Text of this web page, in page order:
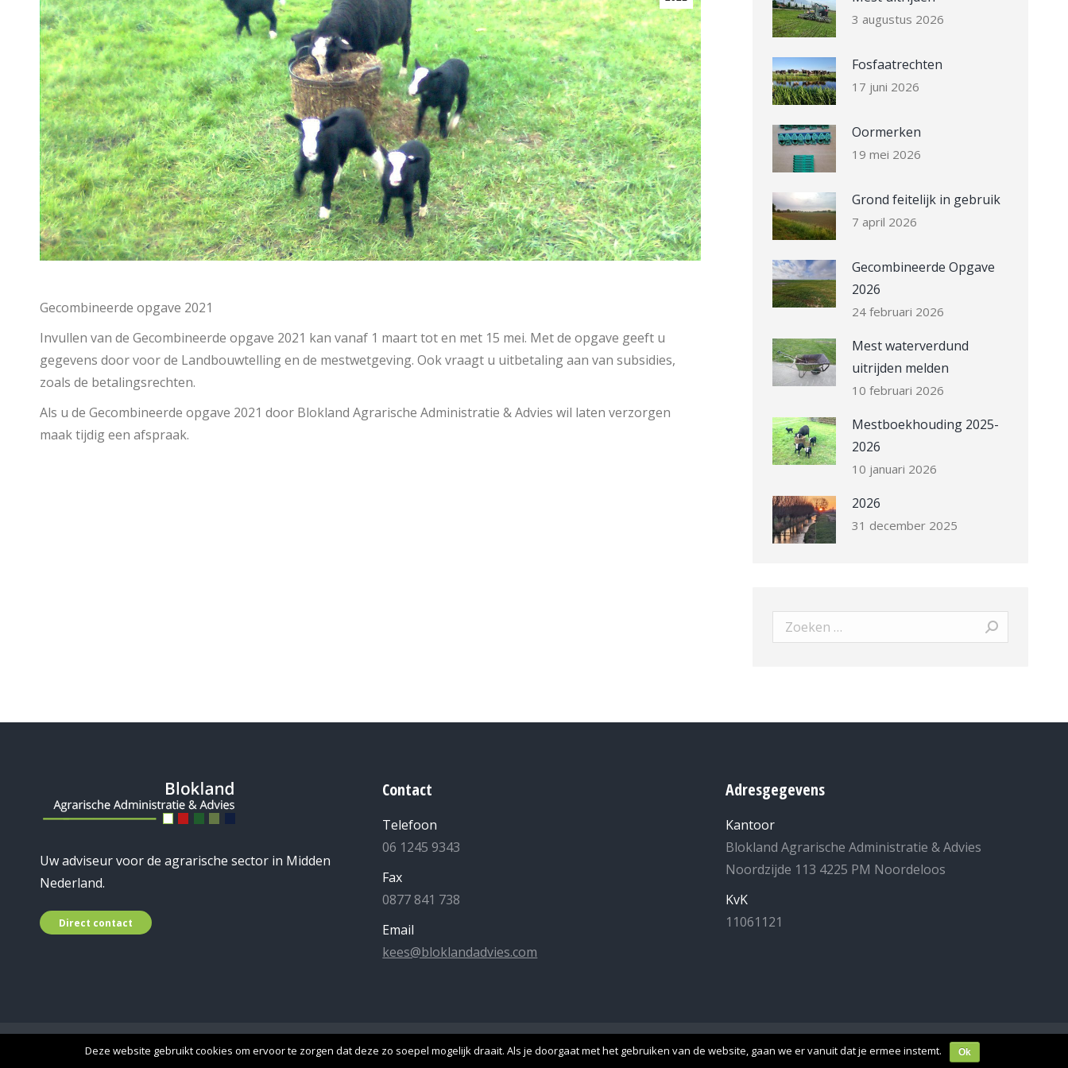
Gecombineerde opgave 2021
Invullen van de Gecombineerde opgave 2021 kan vanaf 1 maart tot en met 15 mei. Met de opgave geeft u
gegevens door voor de Landbouwtelling en de mestwetgeving. Ook vraagt u uitbetaling aan van subsidies,
zoals de betalingsrechten.
Als u de Gecombineerde opgave 2021 door Blokland Agrarische Administratie & Advies wil laten verzorgen
maak tijdig een afspraak.
3 augustus 2026
Fosfaatrechten
17 juni 2026
Oormerken
19 mei 2026
Grond feitelijk in gebruik
7 april 2026
Gecombineerde Opgave
2026
24 februari 2026
Mest waterverdund
uitrijden melden
10 februari 2026
Mestboekhouding 2025-
2026
10 januari 2026
2026
31 december 2025
Search:
Uw adviseur voor de agrarische sector in Midden
Nederland.
Direct contact
Contact
Telefoon
06 1245 9343
Fax
0877 841 738
Email
kees@bloklandadvies.com
Adresgegevens
Kantoor
Blokland Agrarische Administratie & Advies
Noordzijde 113 4225 PM Noordeloos
KvK
11061121
© 2019 Blokland Advies - Alle rechten voorbehouden - Algemene Voorwaarden Privacyverklaring MuisHuis
Deze website gebruikt cookies om ervoor te zorgen dat deze zo soepel mogelijk draait. Als je doorgaat met het gebruiken van de website, gaan we er vanuit dat je ermee instemt. Ok